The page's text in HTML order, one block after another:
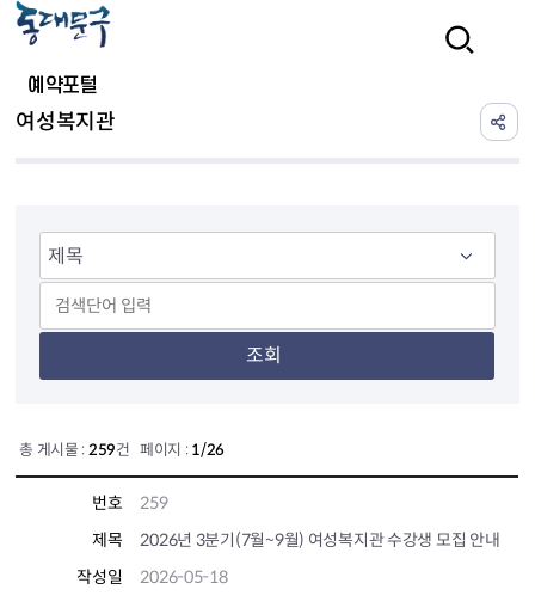
예약포털
여성복지관
조회
총 게시물 : 259건 페이지 : 1/26
번호
259
제목
2026년 3분기(7월~9월) 여성복지관 수강생 모집 안내
작성일
2026-05-18